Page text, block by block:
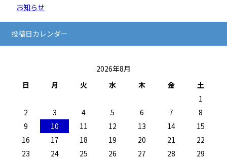
お知らせ
投稿日カレンダー
2026年8月
日
月 火 水 木 金
土
1
2
3 4 5 6 7
8
9
10 11 12 13 14
15
16
17 18 19 20 21
22
23
24 25 26 27 28
29